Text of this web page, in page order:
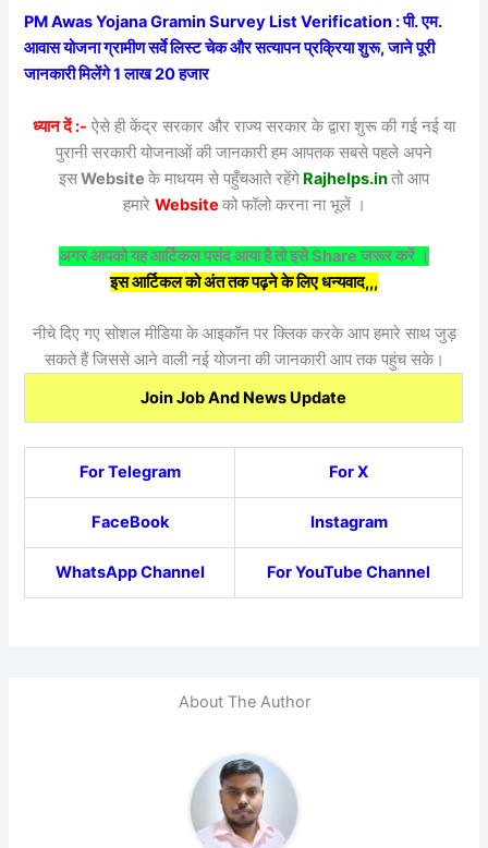
PM Awas Yojana Gramin Survey List Verification : पी. एम.
आवास योजना ग्रामीण सर्वे लिस्ट चेक और सत्यापन प्रक्रिया शुरू, जाने पूरी
जानकारी मिलेंगे 1 लाख 20 हजार
ध्यान दें :- ऐसे ही केंद्र सरकार और राज्य सरकार के द्वारा शुरू की गई नई या
पुरानी सरकारी योजनाओं की जानकारी हम आपतक सबसे पहले अपने
इसWebsite के माधयम से पहुँचआते रहेंगे Rajhelps.inतो आप
हमारे Website को फॉलो करना ना भूलें ।
अगर आपको यह आर्टिकल पसंद आया है तो इसे Share जरूर करें ।
इस आर्टिकल को अंत तक पढ़ने के लिए धन्यवाद,,,
नीचे दिए गए सोशल मीडिया के आइकॉन पर क्लिक करके आप हमारे साथ जुड़
सकते हैं जिससे आने वाली नई योजना की जानकारी आप तक पहुंच सके।
Join Job And News Update
For Telegram For X
FaceBook Instagram
WhatsApp Channel For YouTube Channel
About The Author